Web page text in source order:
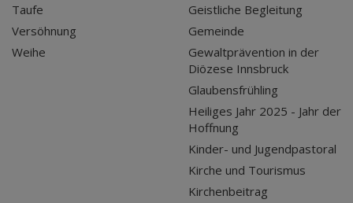
Taufe
Versöhnung
Weihe
Geistliche Begleitung
Gemeinde
Gewaltprävention in der
Diözese Innsbruck
Glaubensfrühling
Heiliges Jahr 2025 - Jahr der
Hoffnung
Kinder- und Jugendpastoral
Kirche und Tourismus
Kirchenbeitrag